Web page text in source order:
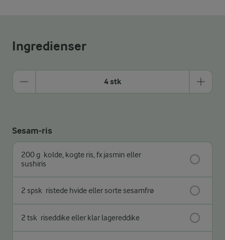
Ingredienser
4 stk
Sesam-ris
200 g kolde, kogte ris, fx jasmin eller
sushiris
2 spsk ristede hvide eller sorte sesamfrø
2 tsk riseddike eller klar lagereddike